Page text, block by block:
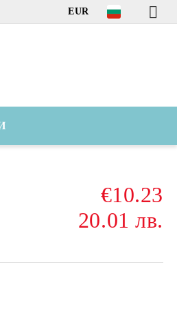
EUR
€10.23
20.01 лв.